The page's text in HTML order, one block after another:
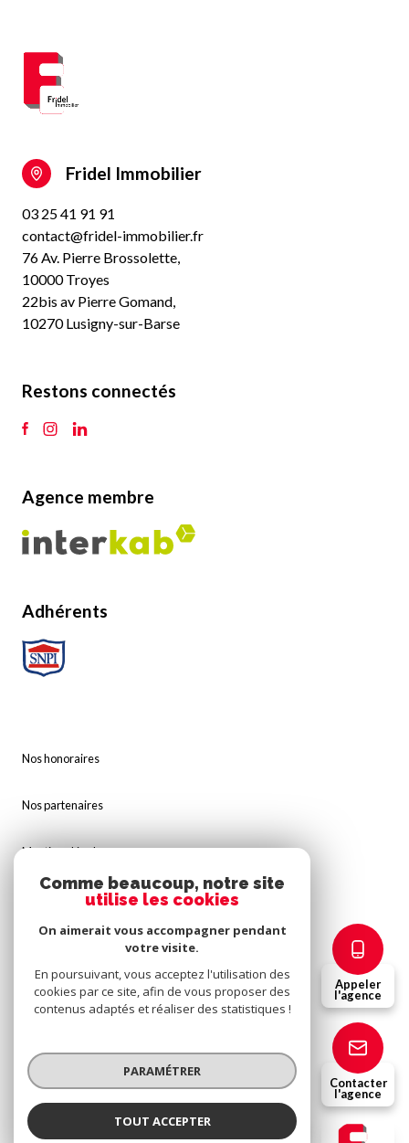
Fridel Immobilier
Appeler
l'agence
Contacter
l'agence
Fridel Immobilier
03 25 41 91 91
contact@fridel-immobilier.fr
76 Av. Pierre Brossolette,
10000 Troyes
22bis av Pierre Gomand,
10270 Lusigny-sur-Barse
Restons connectés
Agence membre
Adhérents
Nos honoraires
Nos partenaires
Mentions légales
Cookies
© 2026 | Tous droits réservés
Réalisé par
Comme beaucoup, notre site
utilise les cookies
On aimerait vous accompagner pendant
votre visite.
En poursuivant, vous acceptez l'utilisation des
cookies par ce site, afin de vous proposer des
contenus adaptés et réaliser des statistiques !
PARAMÉTRER
TOUT ACCEPTER